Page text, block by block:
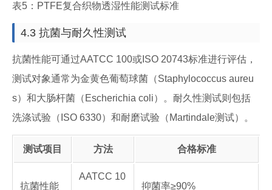
表5：PTFE复合织物透湿性能测试标准
4.3 抗菌与耐久性测试
抗菌性能可通过AATCC 100或ISO 20743标准进行评估，
测试对象通常为金黄色葡萄球菌（Staphylococcus aureu
s）和大肠杆菌（Escherichia coli）。耐久性测试则包括
洗涤试验（ISO 6330）和耐磨试验（Martindale测试）。
测试项目 方法 合格标准
抗菌性能
AATCC 10
抑菌率≥90%